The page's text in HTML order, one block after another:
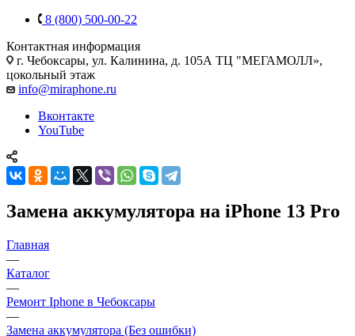
8 (800) 500-00-22
Контактная информация
г. Чебоксары, ул. Калинина, д. 105А ТЦ "МЕГАМОЛЛ»,
цокольный этаж
info@miraphone.ru
Вконтакте
YouTube
Замена аккумулятора на iPhone 13 Pro
Главная
—
Каталог
—
Ремонт Iphone в Чебоксары
—
Замена аккумулятора (Без ошибки)